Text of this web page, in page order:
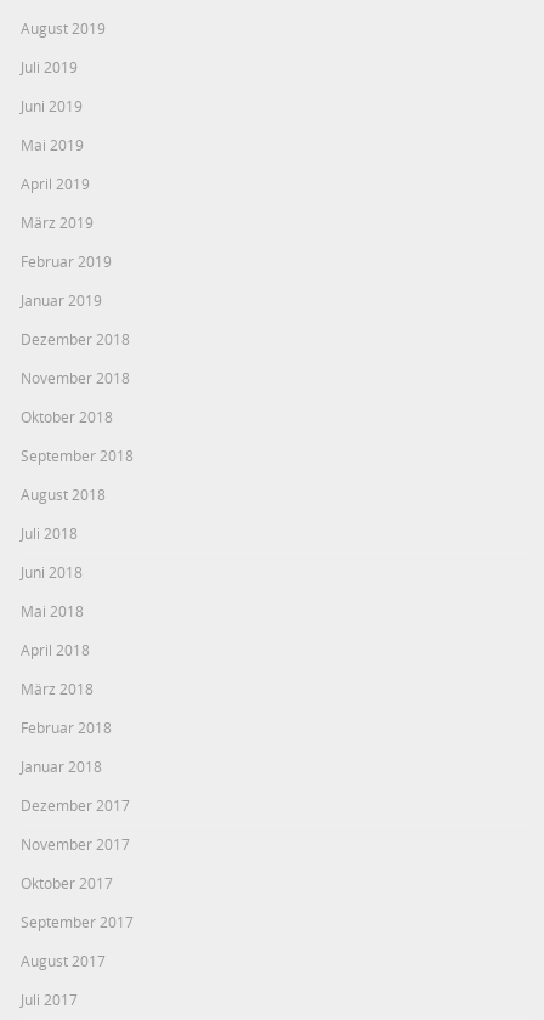
August 2019
Juli 2019
Juni 2019
Mai 2019
April 2019
März 2019
Februar 2019
Januar 2019
Dezember 2018
November 2018
Oktober 2018
September 2018
August 2018
Juli 2018
Juni 2018
Mai 2018
April 2018
März 2018
Februar 2018
Januar 2018
Dezember 2017
November 2017
Oktober 2017
September 2017
August 2017
Juli 2017